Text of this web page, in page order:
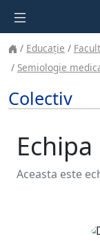
Educație
Semiologie
Colectiv
Aceasta este